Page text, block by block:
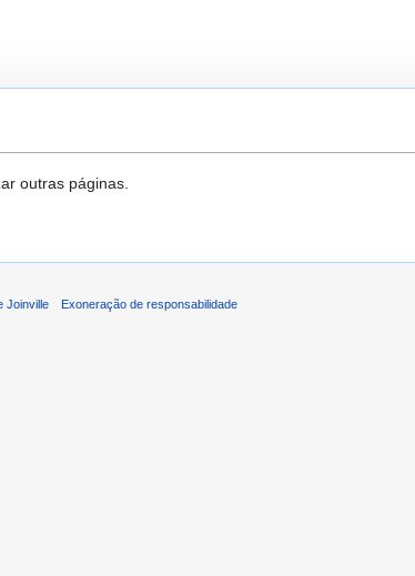
outras páginas.
Joinville Exoneração de responsabilidade